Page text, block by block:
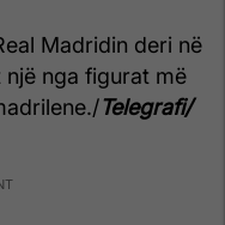
Madridin deri në
nga figurat më
Telegrafi/